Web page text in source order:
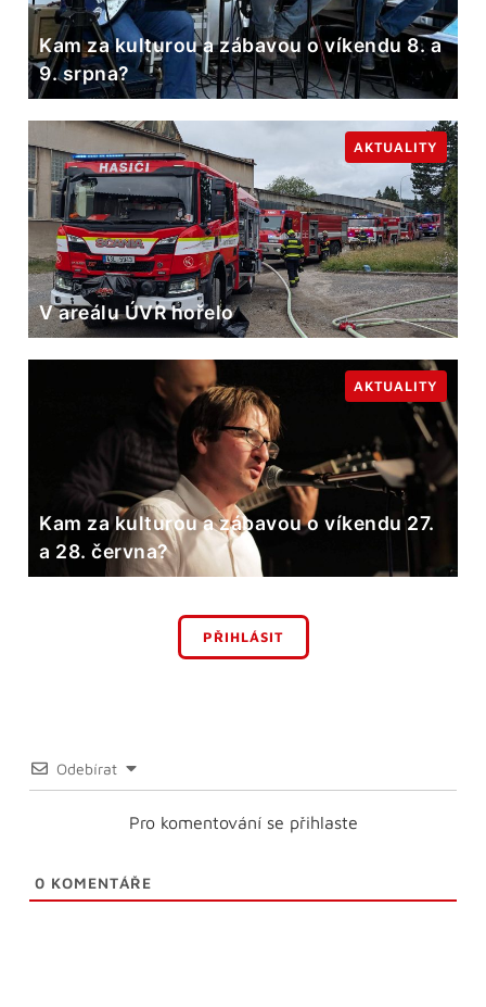
Kam za kulturou a zábavou o víkendu 8. a
9. srpna?
V areálu ÚVR hořelo
AKTUALITY
Kam za kulturou a zábavou o víkendu 27.
a 28. června?
AKTUALITY
PŘIHLÁSIT
Odebírat
Pro komentování se přihlaste
0 KOMENTÁŘE